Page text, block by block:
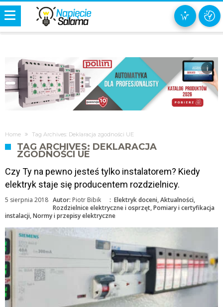
i
Home Tag Archives: Deklaracja zgodności UE
TAG ARCHIVES: DEKLARACJA
ZGODNOŚCI UE
Czy Ty na pewno jesteś tylko instalatorem? Kiedy
elektryk staje się producentem rozdzielnicy.
Autor: Piotr Bibik
5 sierpnia 2018 : Elektryk doceni,Aktualności,
Rozdzielnice elektryczne i osprzęt,Pomiary i certyfikacja
instalacji,Normy i przepisy elektryczne